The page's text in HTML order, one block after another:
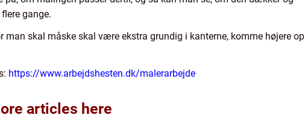
gange.
skal måske skal være ekstra grundig i kanterne, komme højere op
https://www.arbejdshesten.dk/malerarbejde
articles here